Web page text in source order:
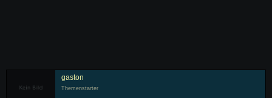
gaston
Themenstarter